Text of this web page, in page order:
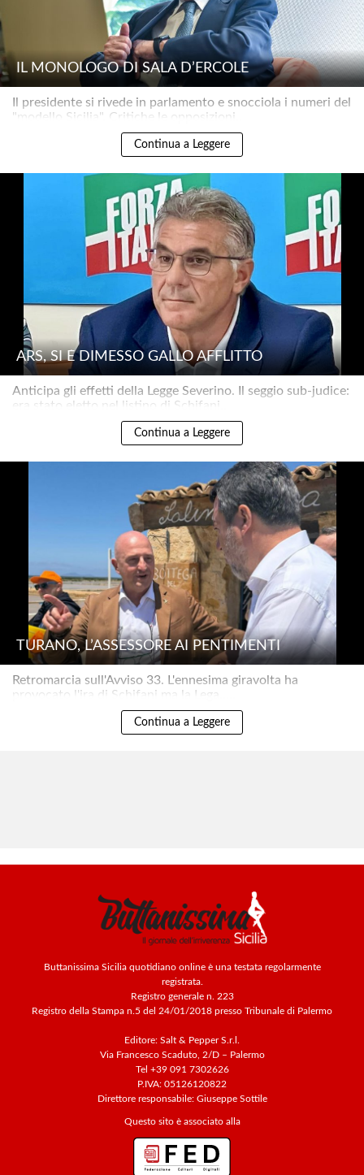
IL MONOLOGO DI SALA D’ERCOLE
Il presidente si rivede in parlamento e snocciola i numeri del
"modello Sicilia". Critiche le opposizioni..
Continua a Leggere
ARS, SI È DIMESSO GALLO AFFLITTO
Anticipa gli effetti della Legge Severino. Il seggio sub-judice:
era stato eletto nel listino di Schifani..
Continua a Leggere
TURANO, L’ASSESSORE AI PENTIMENTI
Retromarcia sull'Avviso 33. L'ennesima giravolta ha
provocato l'ira di Schifani ma la Lega.....
Continua a Leggere
Buttanissima Sicilia quotidiano online è una testata regolarmente
registrata.
Registro generale n. 223
Registro della Stampa n.5 del 24/01/2018 presso Tribunale di Palermo
Editore: Salt & Pepper S.r.l.
Via Francesco Scaduto, 2/D – Palermo
Tel +39 091 7302626
P.IVA: 05126120822
Direttore responsabile: Giuseppe Sottile
Questo sito è associato alla